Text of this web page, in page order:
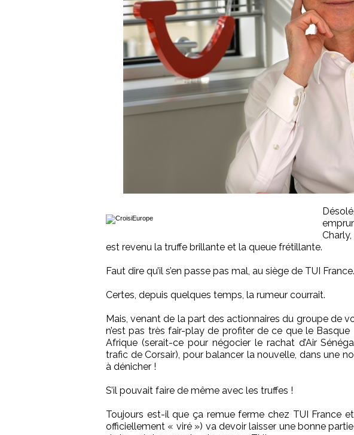
est revenu la truffe brillante et la queue frétillante.
Faut dire qu’il s’en passe pas mal, au siège de TUI
Certes, depuis quelques temps, la rumeur courrait.
Mais, venant de la part des actionnaires du groupe de
n’est pas très fair-play de profiter de ce que le
Afrique (serait-ce pour négocier le rachat d’Air
trafic de Corsair), pour balancer la nouvelle, dans une
à dénicher !
S’il pouvait faire de même avec les truffes !
Toujours est-il que ça remue ferme chez TUI France
officiellement « viré ») va devoir laisser une bonne